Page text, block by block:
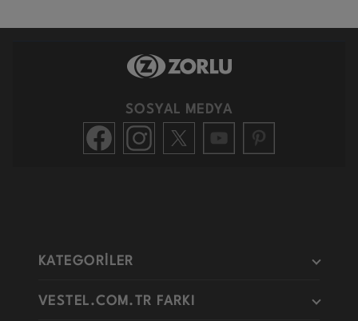
SOSYAL MEDYA
KATEGORİLER
VESTEL.COM.TR FARKI